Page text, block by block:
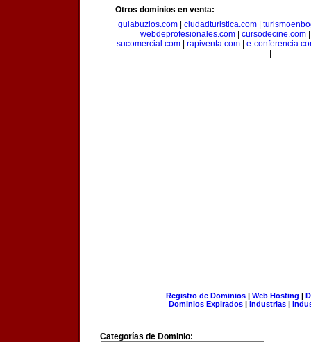
Otros dominios en venta:
guiabuzios.com| ciudadturistica.com|
webdeprofesionales.com| cursodecine.com
sucomercial.com
rapiventa.com
e-
Registro de Dominios| Web Hosting |
Dominios Expirados | Industrias |
Categorías de Dominio: